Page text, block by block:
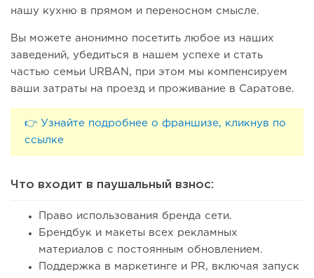
нашу кухню в прямом и переносном смысле.
Вы можете анонимно посетить любое из наших
заведений, убедиться в нашем успехе и стать
частью семьи URBAN, при этом мы компенсируем
ваши затраты на проезд и проживание в Саратове.
👉 Узнайте подробнее о франшизе, кликнув по
ссылке
Что входит в паушальный взнос:
Право использования бренда сети.
Брендбук и макеты всех рекламных
материалов с постоянным обновлением.
Поддержка в маркетинге и PR, включая запуск